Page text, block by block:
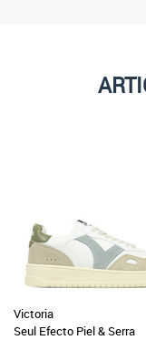
Victoria
Seul Efecto Piel & Serra